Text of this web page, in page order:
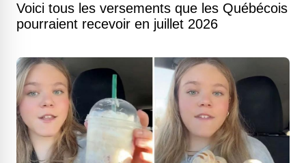
Voici tous les versements que les Québécois
pourraient recevoir en juillet 2026